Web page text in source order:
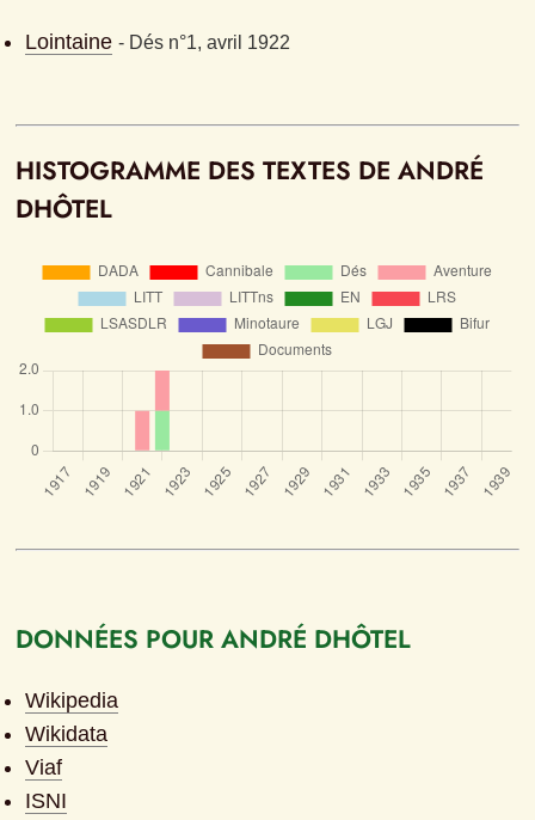
Lointaine - Dés n°1, avril 1922
HISTOGRAMME DES TEXTES DE ANDRÉ
DHÔTEL
DONNÉES POUR ANDRÉ DHÔTEL
Wikipedia
Wikidata
Viaf
ISNI